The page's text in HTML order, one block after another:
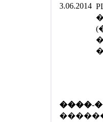
3.06.2014
����-